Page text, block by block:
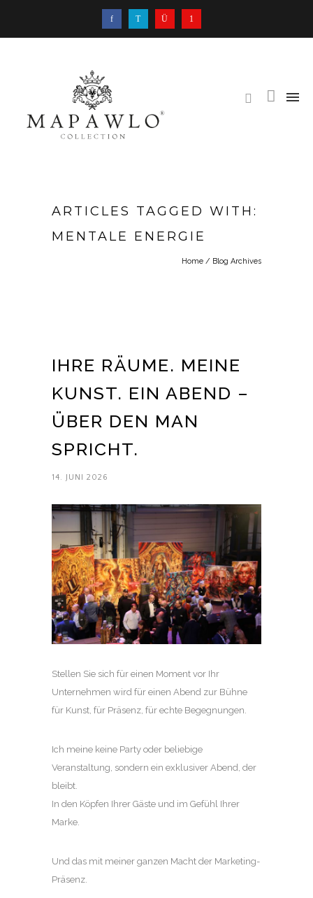
ARTICLES TAGGED WITH:
MENTALE ENERGIE
Home / Blog Archives
IHRE RÄUME. MEINE
KUNST. EIN ABEND –
ÜBER DEN MAN
SPRICHT.
14. JUNI 2026
Stellen Sie sich für einen Moment vor Ihr
Unternehmen wird für einen Abend zur Bühne
für Kunst, für Präsenz, für echte Begegnungen.
Ich meine keine Party oder beliebige
Veranstaltung, sondern ein exklusiver Abend, der
bleibt.
In den Köpfen Ihrer Gäste und im Gefühl Ihrer
Marke.
Und das mit meiner ganzen Macht der Marketing-
Präsenz.